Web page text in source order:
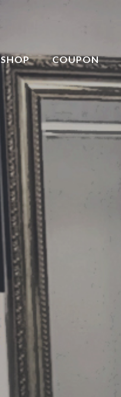
SHOP COUPON